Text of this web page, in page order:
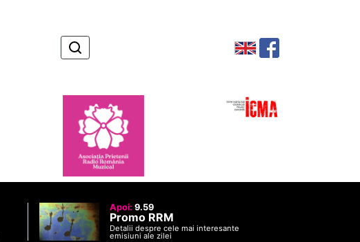
Apoi: 9.59
Promo RRM
Detalii despre cele mai interesante
emisiuni ale zilei